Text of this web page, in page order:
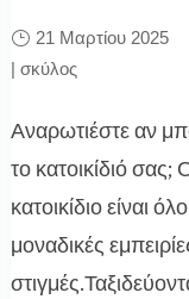
21 Μαρτίου 2025
| σκύλος
Αναρωτιέστε αν
το κατοικίδιό
κατοικίδιο είναι
μοναδικές